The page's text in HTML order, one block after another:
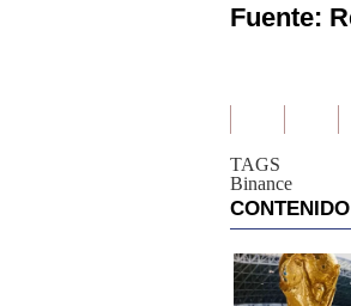
Fuente:
TAGS
Binance